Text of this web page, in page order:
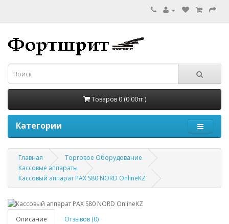
Товаров 0 (0.00тг.)
Категории
Главная
Торговое Оборудование
Кассовые аппараты
Кассовый аппарат PAX S80 NORD OnlineKZ
Описание Отзывов (0)